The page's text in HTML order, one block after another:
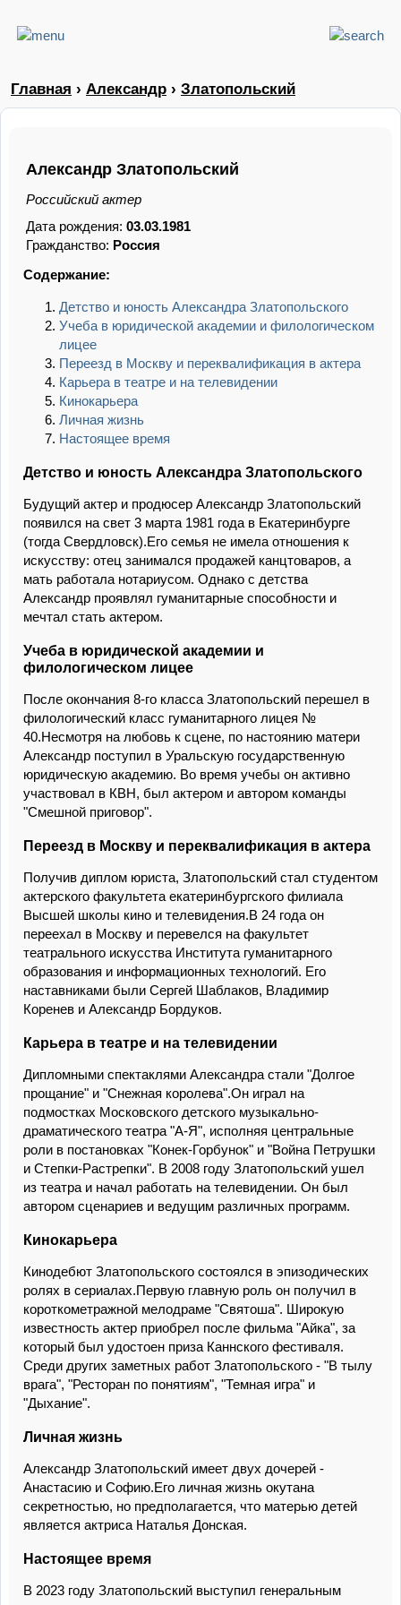
Главная › Александр › Златопольский
Александр Златопольский
Российский актер
Дата рождения: 03.03.1981
Гражданство: Россия
Содержание:
Детство и юность Александра Златопольского
Учеба в юридической академии и филологическом
лицее
Переезд в Москву и переквалификация в актера
Карьера в театре и на телевидении
Кинокарьера
Личная жизнь
Настоящее время
Детство и юность Александра Златопольского
Будущий актер и продюсер Александр Златопольский
появился на свет 3 марта 1981 года в Екатеринбурге
(тогда Свердловск).Его семья не имела отношения к
искусству: отец занимался продажей канцтоваров, а
мать работала нотариусом. Однако с детства
Александр проявлял гуманитарные способности и
мечтал стать актером.
Учеба в юридической академии и
филологическом лицее
После окончания 8-го класса Златопольский перешел в
филологический класс гуманитарного лицея №
40.Несмотря на любовь к сцене, по настоянию матери
Александр поступил в Уральскую государственную
юридическую академию. Во время учебы он активно
участвовал в КВН, был актером и автором команды
"Смешной приговор".
Переезд в Москву и переквалификация в актера
Получив диплом юриста, Златопольский стал студентом
актерского факультета екатеринбургского филиала
Высшей школы кино и телевидения.В 24 года он
переехал в Москву и перевелся на факультет
театрального искусства Института гуманитарного
образования и информационных технологий. Его
наставниками были Сергей Шаблаков, Владимир
Коренев и Александр Бордуков.
Карьера в театре и на телевидении
Дипломными спектаклями Александра стали "Долгое
прощание" и "Снежная королева".Он играл на
подмостках Московского детского музыкально-
драматического театра "А-Я", исполняя центральные
роли в постановках "Конек-Горбунок" и "Война Петрушки
и Степки-Растрепки". В 2008 году Златопольский ушел
из театра и начал работать на телевидении. Он был
автором сценариев и ведущим различных программ.
Кинокарьера
Кинодебют Златопольского состоялся в эпизодических
ролях в сериалах.Первую главную роль он получил в
короткометражной мелодраме "Святоша". Широкую
известность актер приобрел после фильма "Айка", за
который был удостоен приза Каннского фестиваля.
Среди других заметных работ Златопольского - "В тылу
врага", "Ресторан по понятиям", "Темная игра" и
"Дыхание".
Личная жизнь
Александр Златопольский имеет двух дочерей -
Анастасию и Софию.Его личная жизнь окутана
секретностью, но предполагается, что матерью детей
является актриса Наталья Донская.
Настоящее время
В 2023 году Златопольский выступил генеральным